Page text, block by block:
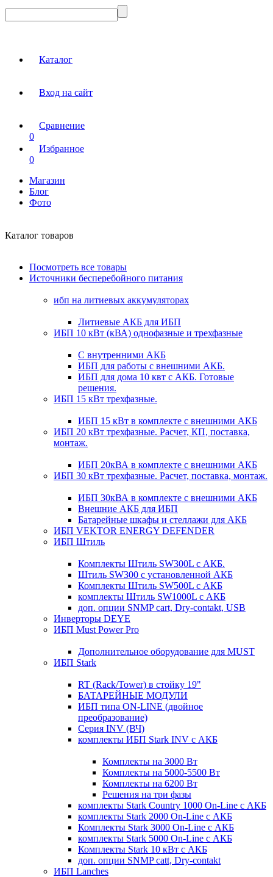
Каталог
Вход на сайт
Сравнение
0
Избранное
0
Магазин
Блог
Фото
Каталог товаров
Посмотреть все товары
Источники бесперебойного питания
ибп на литиевых аккумуляторах
Литиевые АКБ для ИБП
ИБП 10 кВт (кВА) однофазные и трехфазные
С внутренними АКБ
ИБП для работы с внешними АКБ.
ИБП для дома 10 квт с АКБ. Готовые
решения.
ИБП 15 кВт трехфазные.
ИБП 15 кВт в комплекте с внешними АКБ
ИБП 20 кВт трехфазные. Расчет, КП, поставка,
монтаж.
ИБП 20кВА в комплекте с внешними АКБ
ИБП 30 кВт трехфазные. Расчет, поставка, монтаж.
ИБП 30кВА в комплекте с внешними АКБ
Внешние АКБ для ИБП
Батарейные шкафы и стеллажи для АКБ
ИБП VEKTOR ENERGY DEFENDER
ИБП Штиль
Комплекты Штиль SW300L с АКБ.
Штиль SW300 с установленной АКБ
Комплекты Штиль SW500L с АКБ
комплекты Штиль SW1000L с АКБ
доп. опции SNMP cart, Dry-contakt, USB
Инверторы DEYE
ИБП Must Power Pro
Дополнительное оборудование для MUST
ИБП Stark
RT (Rack/Tower) в стойку 19"
БАТАРЕЙНЫЕ МОДУЛИ
ИБП типа ON-LINE (двойное
преобразование)
Серия INV (ВЧ)
комплекты ИБП Stark INV с АКБ
Комплекты на 3000 Вт
Комплекты на 5000-5500 Вт
Комплекты на 6200 Вт
Решения на три фазы
комплекты Stark Country 1000 On-Line с АКБ
комплекты Stark 2000 On-Line с АКБ
Комплекты Stark 3000 On-Line с АКБ
комплекты Stark 5000 On-Line с АКБ
Комплекты Stark 10 кВт с АКБ
доп. опции SNMP catt, Dry-contakt
ИБП Lanches